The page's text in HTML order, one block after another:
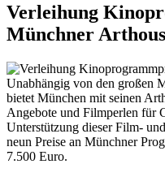
Verleihung
Münchner
Unabhängig von den großen
bietet München mit seinen
Angebote und Filmperlen für
Unterstützung dieser Film-
neun Preise an Münchner
7.500 Euro.